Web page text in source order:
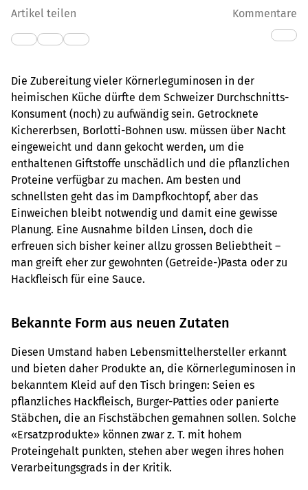
Artikel teilen Kommentare
Die Zubereitung vieler Körnerleguminosen in der
heimischen Küche dürfte dem Schweizer Durchschnitts-
Konsument (noch) zu aufwändig sein. Getrocknete
Kichererbsen, Borlotti-Bohnen usw. müssen über Nacht
eingeweicht und dann gekocht werden, um die
enthaltenen Giftstoffe unschädlich und die pflanzlichen
Proteine verfügbar zu machen. Am besten und
schnellsten geht das im Dampfkochtopf, aber das
Einweichen bleibt notwendig und damit eine gewisse
Planung. Eine Ausnahme bilden Linsen, doch die
erfreuen sich bisher keiner allzu grossen Beliebtheit –
man greift eher zur gewohnten (Getreide-)Pasta oder zu
Hackfleisch für eine Sauce.
Bekannte Form aus neuen Zutaten
Diesen Umstand haben Lebensmittelhersteller erkannt
und bieten daher Produkte an, die Körnerleguminosen in
bekanntem Kleid auf den Tisch bringen: Seien es
pflanzliches Hackfleisch, Burger-Patties oder panierte
Stäbchen, die an Fischstäbchen gemahnen sollen. Solche
«Ersatzprodukte» können zwar z. T. mit hohem
Proteingehalt punkten, stehen aber wegen ihres hohen
Verarbeitungsgrads in der Kritik.